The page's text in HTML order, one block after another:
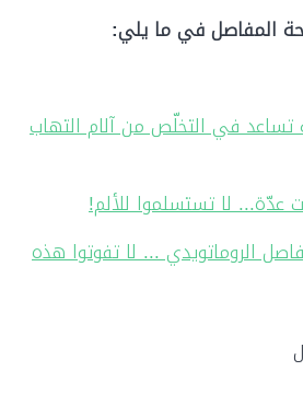
المفاصل في ما يلي:
تساعد في التخلّص من آلام التهاب
عدّة... لا تستسلموا للألم!
الروماتويدي ... لا تفوتوا هذه